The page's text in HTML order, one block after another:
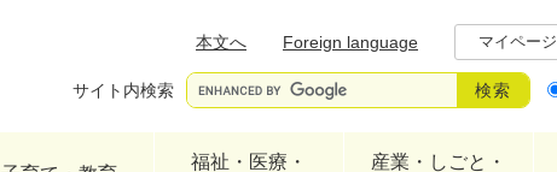
本文へ
Foreign language マイページ
サイト内検索
福祉・医療・
産業・しごと・